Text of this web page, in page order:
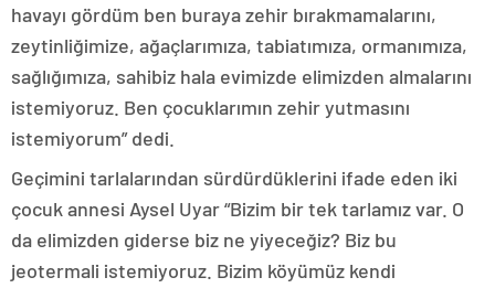
havayı gördüm ben buraya zehir bırakmamalarını,
zeytinliğimize, ağaçlarımıza, tabiatımıza, ormanımıza,
sağlığımıza, sahibiz hala evimizde elimizden almalarını
istemiyoruz. Ben çocuklarımın zehir yutmasını
istemiyorum” dedi.
Geçimini tarlalarından sürdürdüklerini ifade eden iki
çocuk annesi Aysel Uyar “Bizim bir tek tarlamız var. O
da elimizden giderse biz ne yiyeceğiz? Biz bu
jeotermali istemiyoruz. Bizim köyümüz kendi